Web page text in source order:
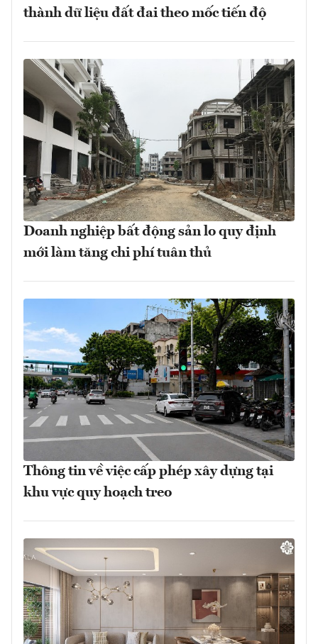
thành dữ liệu đất đai theo mốc tiến độ
Doanh nghiệp bất động sản lo quy định
mới làm tăng chi phí tuân thủ
Thông tin về việc cấp phép xây dựng tại
khu vực quy hoạch treo